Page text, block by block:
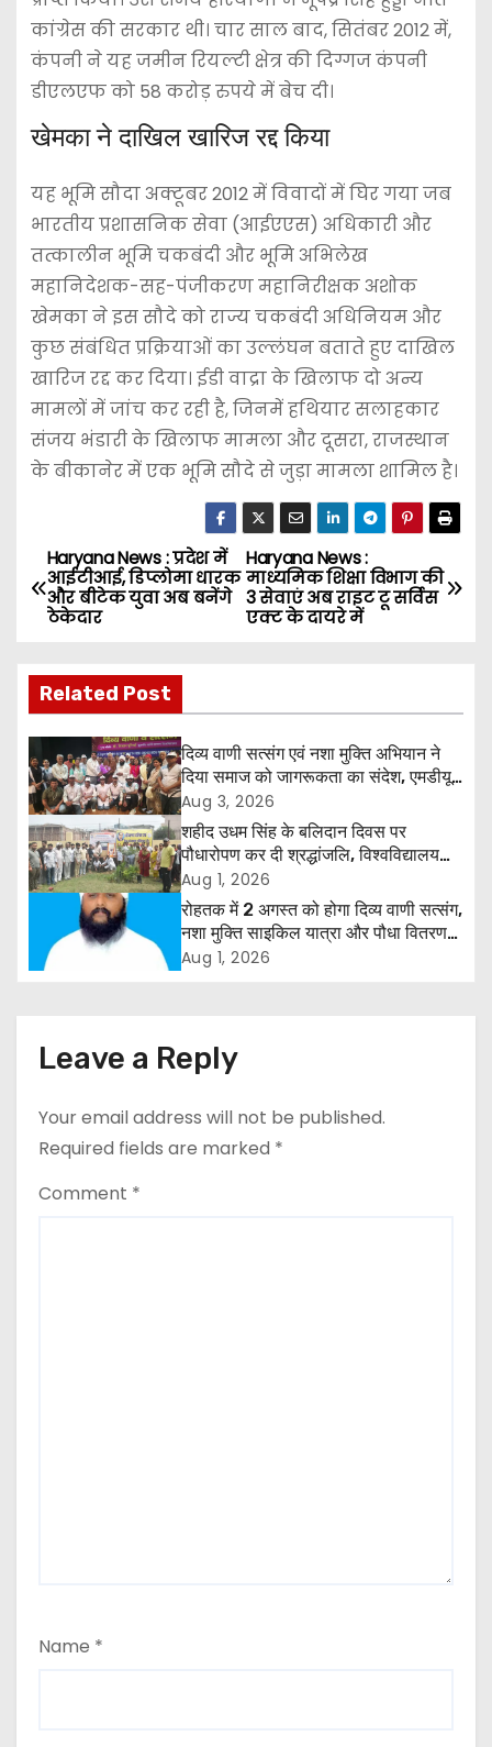
कांग्रेस की सरकार थी। चार साल बाद, सितंबर 2012 में,
कंपनी ने यह जमीन रियल्टी क्षेत्र की दिग्गज कंपनी
डीएलएफ को 58 करोड़ रुपये में बेच दी।
खेमका ने दाखिल खारिज रद्द किया
यह भूमि सौदा अक्टूबर 2012 में विवादों में घिर गया जब
भारतीय प्रशासनिक सेवा (आईएएस) अधिकारी और
तत्कालीन भूमि चकबंदी और भूमि अभिलेख
महानिदेशक-सह-पंजीकरण महानिरीक्षक अशोक
खेमका ने इस सौदे को राज्य चकबंदी अधिनियम और
कुछ संबंधित प्रक्रियाओं का उल्लंघन बताते हुए दाखिल
खारिज रद्द कर दिया। ईडी वाद्रा के खिलाफ दो अन्य
मामलों में जांच कर रही है, जिनमें हथियार सलाहकार
संजय भंडारी के खिलाफ मामला और दूसरा, राजस्थान
के बीकानेर में एक भूमि सौदे से जुड़ा मामला शामिल है।
P
o
t
n
a
v
i
g
o
Haryana News :
माध्यमिक शिक्षा विभाग की
3 सेवाएं अब राइट टू सर्विस
एक्ट के दायरे में
Haryana News : प्रदेश में
आईटीआई, डिप्लोमा धारक
और बीटेक युवा अब बनेंगे
ठेकेदार
Related Post
दिव्य वाणी सत्संग एवं नशा मुक्ति अभियान ने
दिया समाज को जागरूकता का संदेश, एमडीयू
रोहतक में हजारों लोगों ने लिया संकल्प
Aug 3, 2026
शहीद उधम सिंह के बलिदान दिवस पर
पौधारोपण कर दी श्रद्धांजलि, विश्वविद्यालय
और राजपत्रित अवकाश बहाल करने की उठी
मांग
Aug 1, 2026
रोहतक में 2 अगस्त को होगा दिव्य वाणी सत्संग,
नशा मुक्ति साइकिल यात्रा और पौधा वितरण
कार्यक्रम
Aug 1, 2026
Leave a Reply
Your email address will not be published.
Required fields are marked *
Comment *
Name *